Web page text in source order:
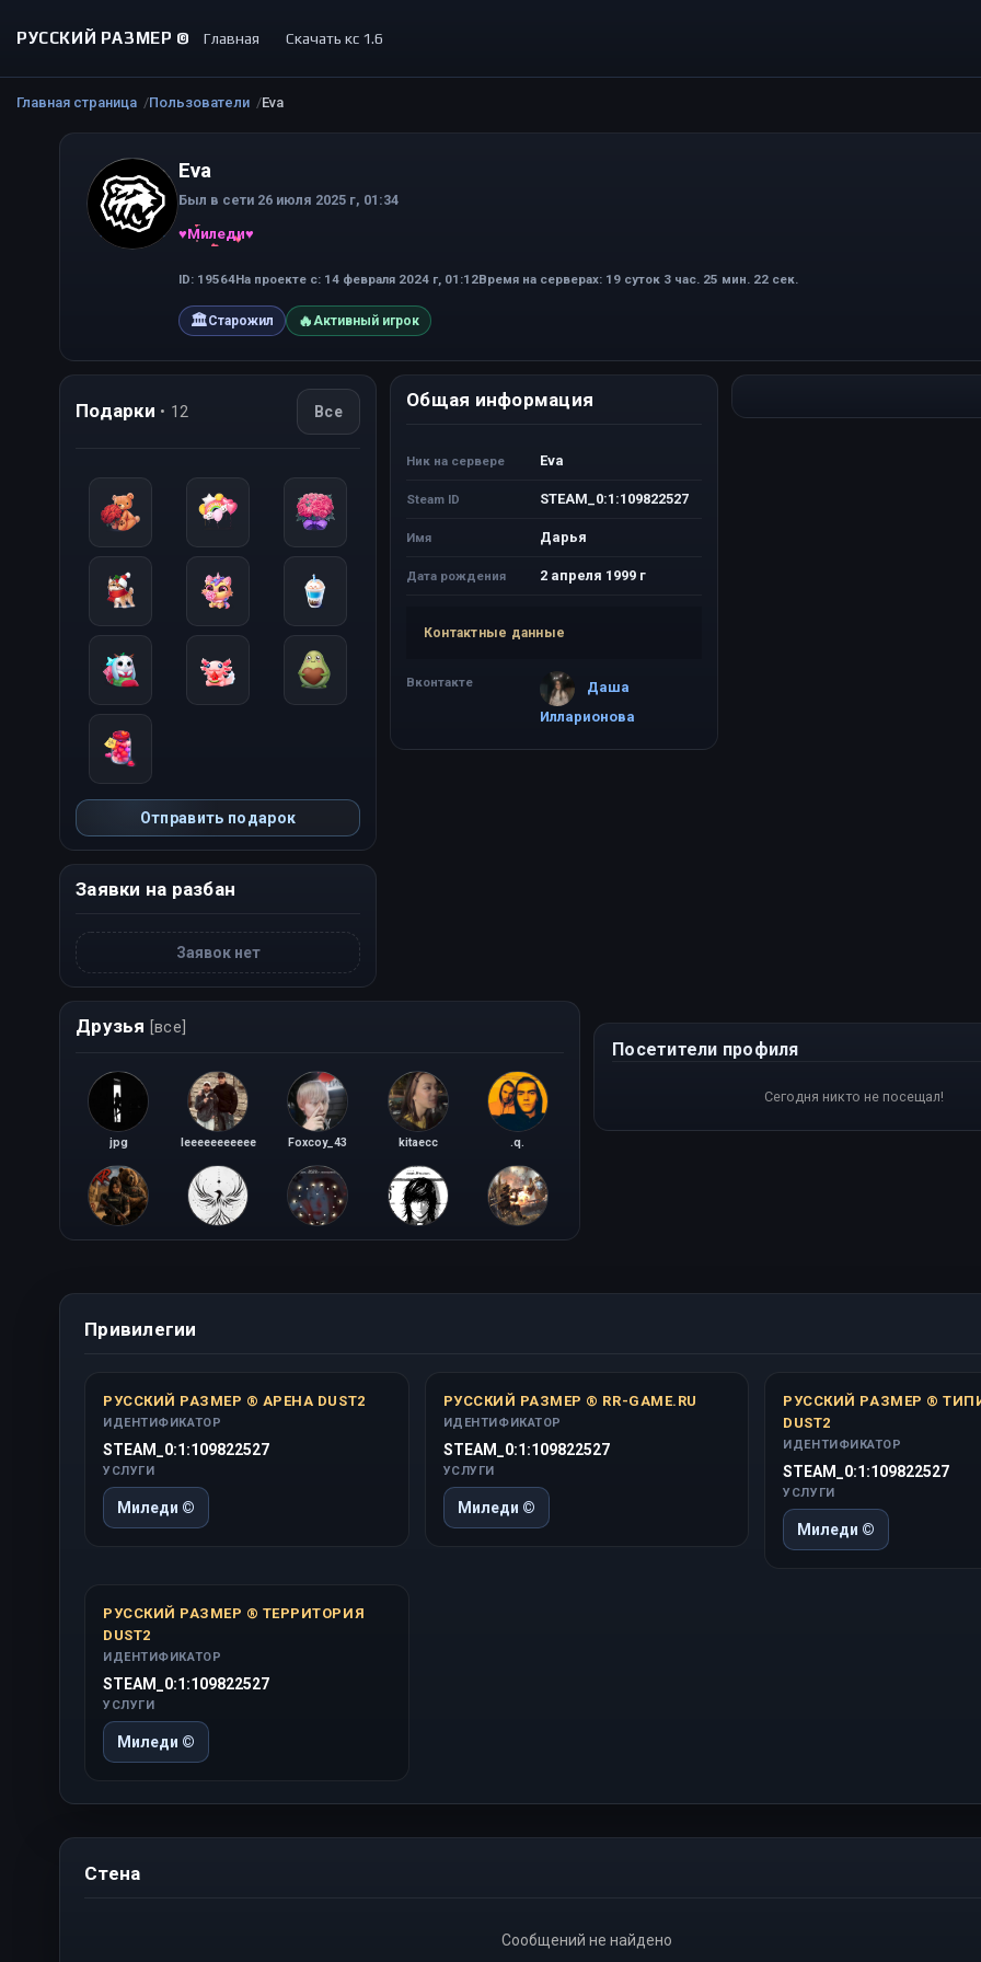
РУССКИЙ РАЗМЕР © Главная Скачать кс 1.6
Главная страница Пользователи Eva
Eva
Был в сети 26 июля 2025 г, 01:34
♥Миледи♥
ID: 19564На проекте с: 14 февраля 2024 г, 01:12Время на серверах: 19 суток 3 час. 25 мин. 22 сек.
🏛Старожил 🔥Активный игрок
Подарки • 12 Все
Отправить подарок
Заявки на разбан
Заявок нет
Общая информация
Ник на сервере Eva
Steam ID STEAM_0:1:109822527
Имя Дарья
Дата рождения 2 апреля 1999 г
Контактные данные
Вконтакте
Даша
Илларионова
Друзья [все]
jpg leeeeeeeeeee Foxcoy_43 kitaecc .q.
МЕСТНАЯ 1112 Vikatoria Bichan Андрей Филонов 072
Посетители профиля
Сегодня никто не посещал!
Привилегии
РУССКИЙ РАЗМЕР ® АРЕНА DUST2
ИДЕНТИФИКАТОР
STEAM_0:1:109822527
УСЛУГИ
Миледи ©
РУССКИЙ РАЗМЕР ® RR-GAME.RU
ИДЕНТИФИКАТОР
STEAM_0:1:109822527
УСЛУГИ
Миледи ©
РУССКИЙ РАЗМЕР ®
DUST2
ИДЕНТИФИКАТОР
STEAM_0:1:109822527
УСЛУГИ
Миледи ©
РУССКИЙ РАЗМЕР ® ТЕРРИТОРИЯ
DUST2
ИДЕНТИФИКАТОР
STEAM_0:1:109822527
УСЛУГИ
Миледи ©
Стена
Сообщений не найдено